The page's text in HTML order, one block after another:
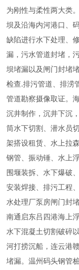
为刚性与柔性两大类
坝及沿海内河港口、
缺陷进行水下处理、
漏，污水管道封堵，
坝堵漏以及闸门封堵
检查.排污管道、排涝
管道勘察摄像取证。
沉井制作，沉井下沉
筒水下切割、潜水员
架搭设租赁、水上拉
钢管、振动锤、水上
围堰装拆、水下爆破
安装焊接、排污工程
水处理厂泵房闸门封
南通启东吕四港海上
水下混凝土切割破碎
河打捞沉船，连云港
堵漏。温州码头钢管